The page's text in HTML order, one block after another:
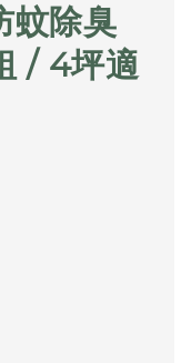
蚊除臭
/ 4坪適